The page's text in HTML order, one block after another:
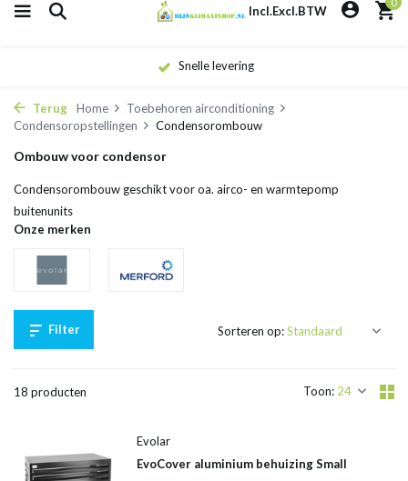
Incl.Excl.BTW
Terug Home
Toebehoren airconditioning
Condensoropstellingen
Condensorombouw
Ombouw voor condensor
Condensorombouw geschikt voor oa. airco- en warmtepomp
buitenunits
Onze merken
Filter
18 producten Toon:
Sorteren op:
Evolar
EvoCover aluminium behuizing Small